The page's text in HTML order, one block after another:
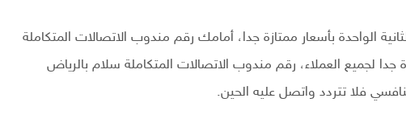
عن 200 ميجا بايت في الثانية الواحدة بأسعار ممتازة جدا، أمامك رقم مندوب الاتصالات المتكاملة
لجميع العملاء، رقم مندوب الاتصالات المتكاملة سلام بالرياض
فلا تتردد واتصل عليه الحين.